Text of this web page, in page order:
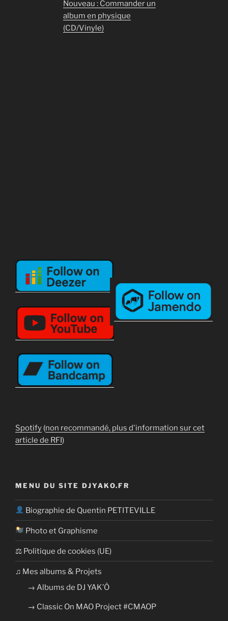
Nouveau : Commander un
album en physique
(CD/Vinyle)
Spotify (non recommandé, plus d'information sur cet
article de RFI)
MENU DU SITE DJYAKO.FR
Biographie de Quentin PETITEVILLE
Photo et Graphisme
⚖ Politique de cookies (UE)
​​♫ Mes albums & Projets
→ Albums de DJ YAK’Ô
→ Classic On MAO Project #CMAOP